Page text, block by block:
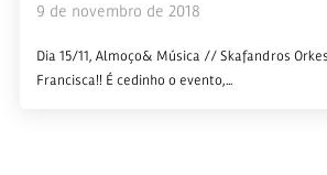
9 de novembro de 2018
Dia 15/11, Almoço& Música // Skafandros
Francisca!! É cedinho o evento,...